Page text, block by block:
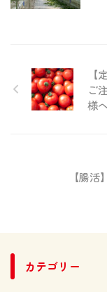
ご
様へ
【腸
カテゴリー